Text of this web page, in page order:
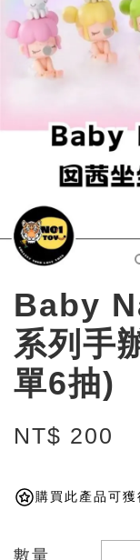
Baby
系列手
單6抽)
NT$ 200
購買此產品可
數量